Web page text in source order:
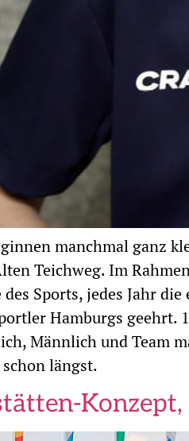
manchmal ganz
Teichweg. Im
Sports, jedes Jahr
Hamburgs geehrt.
Männlich und Team
längst.